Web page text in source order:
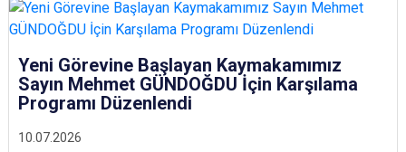
10.07.2026
Yeni Görevine Başlayan Kaymakamımız
Sayın Mehmet GÜNDOĞDU İçin Karşılama
Programı Düzenlendi